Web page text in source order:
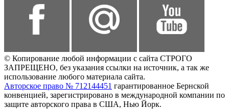
© Копирование любой информации с сайта СТРОГО
ЗАПРЕЩЕНО, без указания ссылки на источник, а так же
использование любого материала сайта.
Авторское право № 712144451 гарантированное Бернской
конвенцией, зарегистрировано в международной компании по
защите авторского права в США, Нью Йорк.